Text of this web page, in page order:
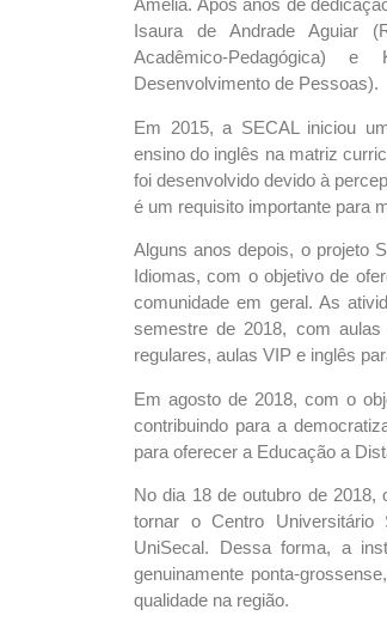
Amélia. Após anos de
Isaura de Andrade Aguiar
Acadêmico-Pedagógica)
Desenvolvimento de Pessoas).
Em 2015, a SECAL iniciou
ensino do inglês na matriz
foi desenvolvido devido à
é um requisito importante para
Alguns anos depois, o projeto
Idiomas, com o objetivo de
comunidade em geral. As
semestre de 2018, com
regulares, aulas VIP e inglês
Em agosto de 2018, com o
contribuindo para a
para oferecer a Educação a
No dia 18 de outubro de
tornar o Centro
UniSecal. Dessa forma, a
genuinamente ponta-
qualidade na região.